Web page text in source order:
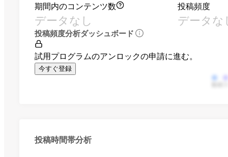
期間内のコンテンツ数
データなし
投稿頻度
データな
投稿頻度分析ダッシュボード
試用プログラムのアンロックの申請に進む。
今すぐ登録
投稿時間帯分析